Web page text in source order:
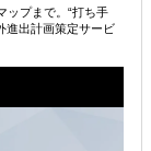
ップまで。“打ち手
進出計画策定サービ